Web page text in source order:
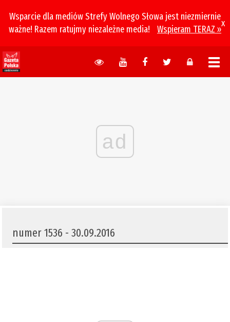
Wsparcie dla mediów Strefy Wolnego Słowa jest niezmiernie
ważne! Razem ratujmy niezależne media!
Wspieram TERAZ »
x
ad
numer 1536 - 30.09.2016